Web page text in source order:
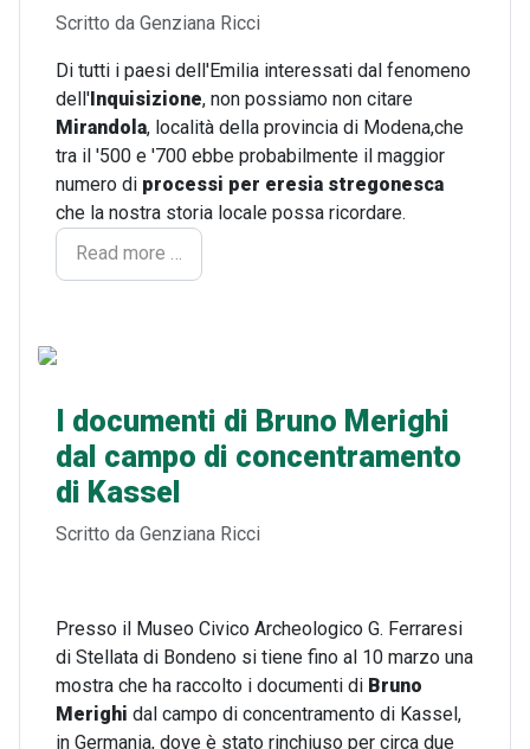
Dettagli
Scritto da Genziana Ricci
Di tutti i paesi dell'Emilia interessati dal fenomeno
dell'Inquisizione, non possiamo non citare
Mirandola, località della provincia di Modena,che
tra il '500 e '700 ebbe probabilmente il maggior
numero di processi per eresia stregonesca
che la nostra storia locale possa ricordare.
Read more …
I documenti di Bruno Merighi
dal campo di concentramento
di Kassel
Dettagli
Scritto da Genziana Ricci
Presso il Museo Civico Archeologico G. Ferraresi
di Stellata di Bondeno si tiene fino al 10 marzo una
mostra che ha raccolto i documenti di Bruno
Merighi dal campo di concentramento di Kassel,
in Germania, dove è stato rinchiuso per circa due